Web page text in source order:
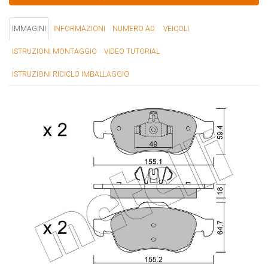
IMMAGINI INFORMAZIONI NUMERO AD. VEICOLI
ISTRUZIONI MONTAGGIO VIDEO TUTORIAL
ISTRUZIONI RICICLO IMBALLAGGIO